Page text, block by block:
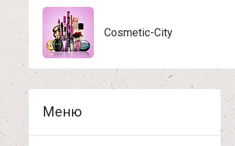
Cosmetic-City